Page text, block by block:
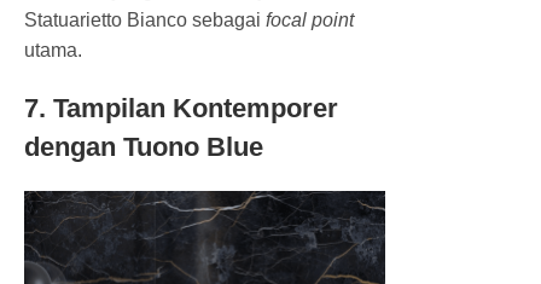
Statuarietto Bianco sebagai focal point
utama.
7. Tampilan Kontemporer
dengan Tuono Blue